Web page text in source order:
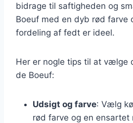
bidrage til saftigheden og
Boeuf med en dyb rød farve
fordeling af fedt er ideel.
Her er nogle tips til at vælge
de Boeuf:
Udsigt og farve: Vælg
rød farve og en ensartet